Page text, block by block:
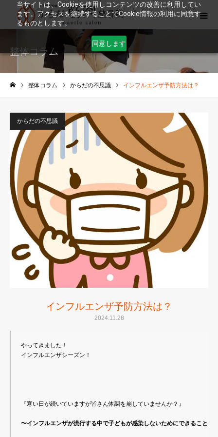
当サイトは、Cookieを使用しコンテンツの改善に利用してい
ます。アクセスを継続することでCookie情報の利用に同意す
るものとします。
同意します
整体コラム
整体コラム からだの不思議 インフルエンザ予防方法は？
からだの不思議
インフルエンザ予防方法は？
2024.11.28
やってきました！
インフルエンザシーズン！
『寒い日が続いていますが皆さん体調を崩していませんか？』
〜インフルエンザが流行する中で子どもが感染しないためにできることは